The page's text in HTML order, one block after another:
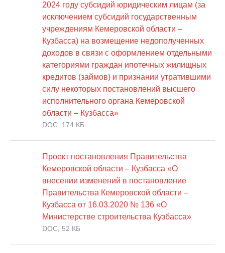
2024 году субсидий юридическим лицам (за
исключением субсидий государственным
учреждениям Кемеровской области –
Кузбасса) на возмещение недополученных
доходов в связи с оформлением отдельными
категориями граждан ипотечных жилищных
кредитов (займов) и признании утратившими
силу некоторых постановлений высшего
исполнительного органа Кемеровской
области – Кузбасса»
DOC, 174 КБ
Проект постановления Правительства
Кемеровской области – Кузбасса «О
внесении изменений в постановление
Правительства Кемеровской области –
Кузбасса от 16.03.2020 № 136 «О
Министерстве строительства Кузбасса»
DOC, 52 КБ